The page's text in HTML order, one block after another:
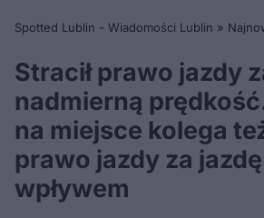
Spotted Lublin - Wiadomości Lublin »
Stracił prawo jazdy
nadmierną
na miejsce kolega
prawo jazdy za
wpływem